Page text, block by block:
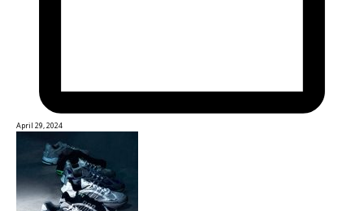
April 29, 2024